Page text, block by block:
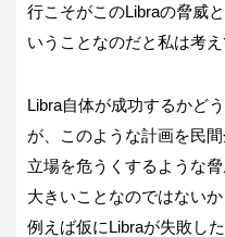
行こそがこのLibraの脅威
いうことなのだと私は考え
Libra自体が成功するかど
が、このような計画を民
立場を危うくするような
大きいことなのではないか
例えば仮にLibraが失敗し